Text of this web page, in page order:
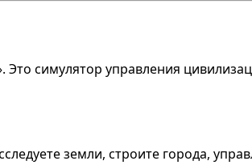
симулятор управления
земли, строите города,